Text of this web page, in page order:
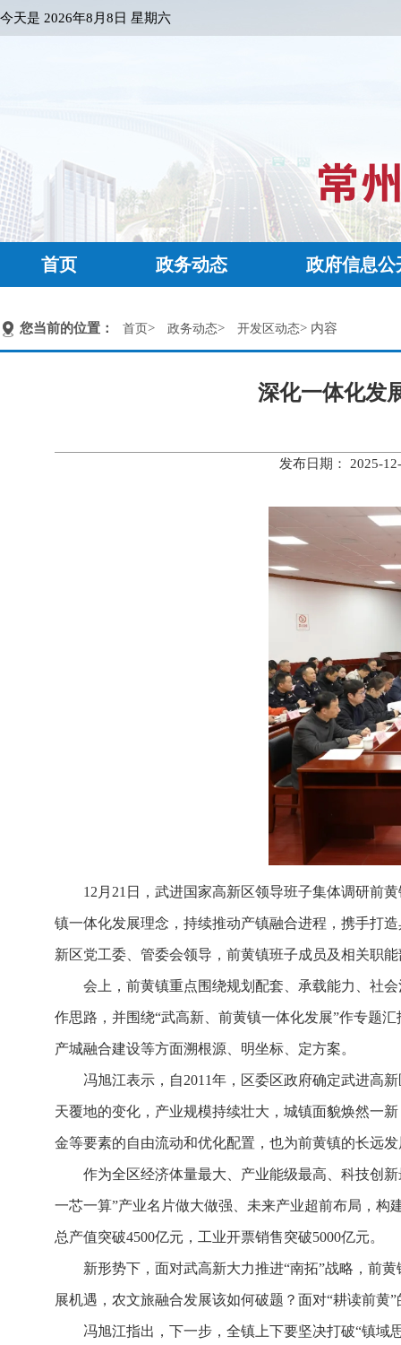
今天是 2026年8月8日 星期六
首页 政务动态 政府信息公
您当前的位置： 首页> 政务动态> 开发区动态> 内容
深化一体化发
发布日期： 2025-
12月21日，武进国家高新区领导班子集体调研前
镇一体化发展理念，持续推动产镇融合进程，携手打
新区党工委、管委会领导，前黄镇班子成员及相关职
会上，前黄镇重点围绕规划配套、承载能力、社
作思路，并围绕“武高新、前黄镇一体化发展”作专题
产城融合建设等方面溯根源、明坐标、定方案。
冯旭江表示，自2011年，区委区政府确定武进高
天覆地的变化，产业规模持续壮大，城镇面貌焕然一
金等要素的自由流动和优化配置，也为前黄镇的长远
作为全区经济体量最大、产业能级最高、科技创
一芯一算”产业名片做大做强、未来产业超前布局，构
总产值突破4500亿元，工业开票销售突破5000亿元。
新形势下，面对武高新大力推进“南拓”战略，前
展机遇，农文旅融合发展该如何破题？面对“耕读前黄
冯旭江指出，下一步，全镇上下要坚决打破“镇域